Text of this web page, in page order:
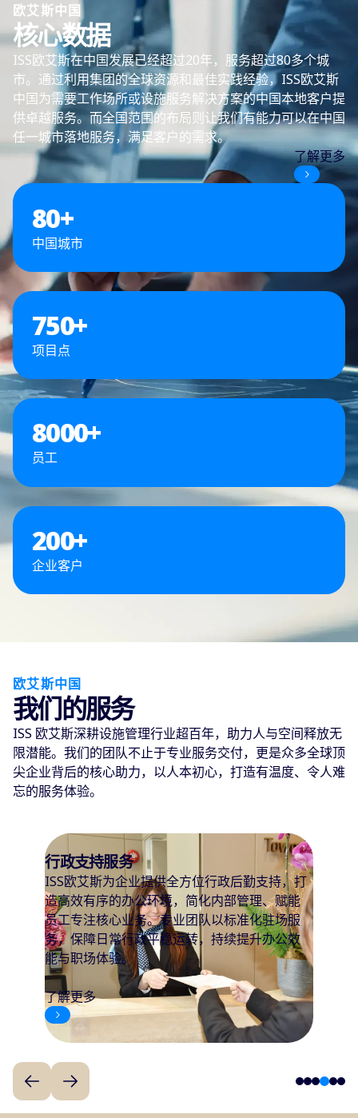
欧艾斯中国
核心数据
ISS欧艾斯在中国发展已经超过20年，服务超过80多个城
市。通过利用集团的全球资源和最佳实践经验，ISS欧艾斯
中国为需要工作场所或设施服务解决方案的中国本地客户提
供卓越服务。而全国范围的布局则让我们有能力可以在中国
任一城市落地服务，满足客户的需求。
了解更多
80+
中国城市
750+
项目点
8000+
员工
200+
企业客户
欧艾斯中国
我们的服务
ISS 欧艾斯深耕设施管理行业超百年，助力人与空间释放无
限潜能。我们的团队不止于专业服务交付，更是众多全球顶
尖企业背后的核心助力，以人本初心，打造有温度、令人难
忘的服务体验。
行政支持服务
ISS欧艾斯为企业提供全方位行政后勤支持，打
造高效有序的办公环境，简化内部管理、赋能
员工专注核心业务。专业团队以标准化驻场服
务，保障日常行政平稳运转，持续提升办公效
能与职场体验。
了解更多
123456